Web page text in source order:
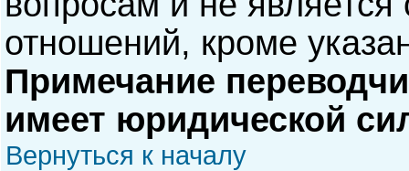
отношений, кроме
Примечание
имеет юридической
Вернуться к началу